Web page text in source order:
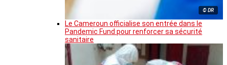
© DR
Le Cameroun officialise son entrée dans le
Pandemic Fund pour renforcer sa sécurité
sanitaire